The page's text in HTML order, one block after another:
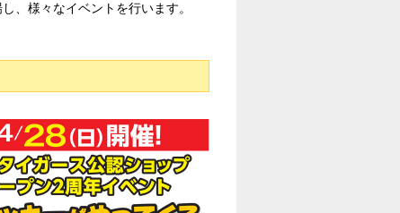
、様々なイベントを行います。